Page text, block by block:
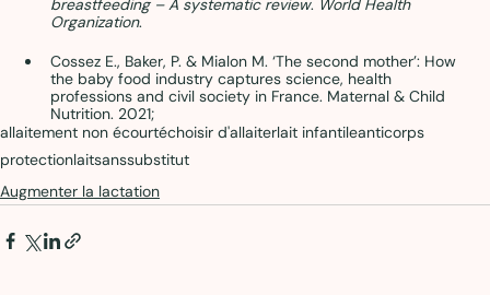
breastfeeding – A systematic review. World Health
Organization.
Cossez E., Baker, P. & Mialon M. ‘The second mother’: How
the baby food industry captures science, health
professions and civil society in France. Maternal & Child
Nutrition. 2021;
allaitement non écourtéchoisir d'allaiterlait infantileanticorps
protectionlaitsanssubstitut
Augmenter la lactation